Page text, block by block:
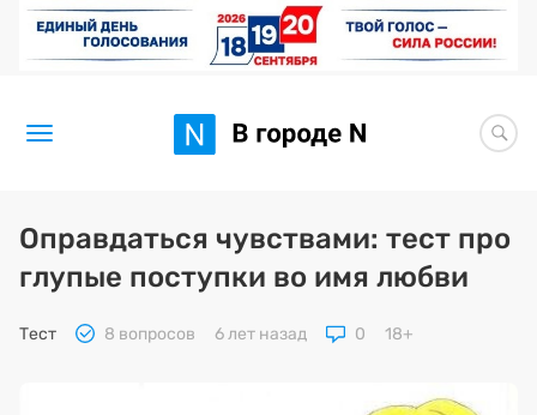
Новости
Статьи
Здоровье
Оправдаться чувствами: тест про
глупые поступки во имя любви
Тест 8 вопросов 6 лет назад 0 18+